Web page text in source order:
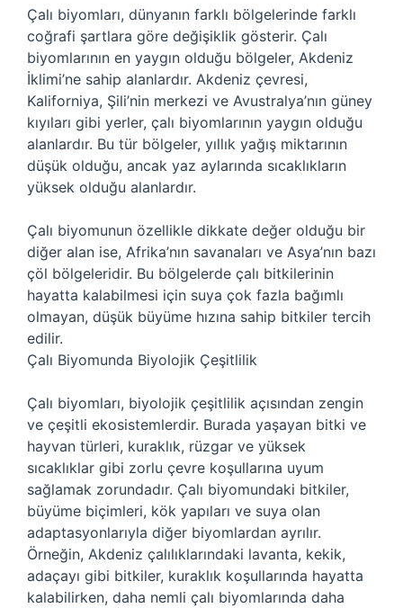
Çalı biyomları, dünyanın farklı bölgelerinde farklı
coğrafi şartlara göre değişiklik gösterir. Çalı
biyomlarının en yaygın olduğu bölgeler, Akdeniz
İklimi’ne sahip alanlardır. Akdeniz çevresi,
Kaliforniya, Şili’nin merkezi ve Avustralya’nın güney
kıyıları gibi yerler, çalı biyomlarının yaygın olduğu
alanlardır. Bu tür bölgeler, yıllık yağış miktarının
düşük olduğu, ancak yaz aylarında sıcaklıkların
yüksek olduğu alanlardır.
Çalı biyomunun özellikle dikkate değer olduğu bir
diğer alan ise, Afrika’nın savanaları ve Asya’nın bazı
çöl bölgeleridir. Bu bölgelerde çalı bitkilerinin
hayatta kalabilmesi için suya çok fazla bağımlı
olmayan, düşük büyüme hızına sahip bitkiler tercih
edilir.
Çalı Biyomunda Biyolojik Çeşitlilik
Çalı biyomları, biyolojik çeşitlilik açısından zengin
ve çeşitli ekosistemlerdir. Burada yaşayan bitki ve
hayvan türleri, kuraklık, rüzgar ve yüksek
sıcaklıklar gibi zorlu çevre koşullarına uyum
sağlamak zorundadır. Çalı biyomundaki bitkiler,
büyüme biçimleri, kök yapıları ve suya olan
adaptasyonlarıyla diğer biyomlardan ayrılır.
Örneğin, Akdeniz çalılıklarındaki lavanta, kekik,
adaçayı gibi bitkiler, kuraklık koşullarında hayatta
kalabilirken, daha nemli çalı biyomlarında daha